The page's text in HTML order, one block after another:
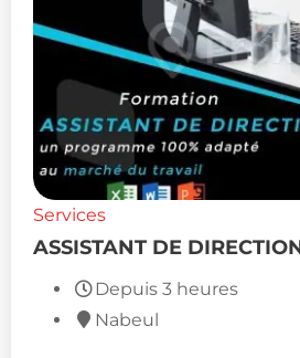
Services
ASSISTANT DE
Depuis 3 heures
Nabeul